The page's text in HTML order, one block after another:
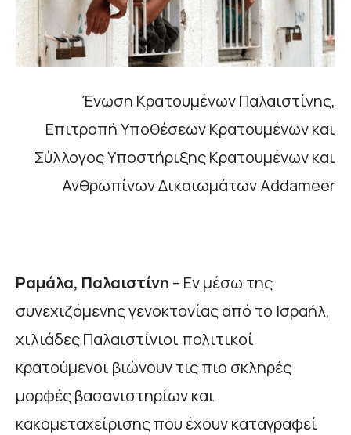
Ένωση Κρατουμένων Παλαιστίνης,
Επιτροπή Υποθέσεων Κρατουμένων και
Σύλλογος Υποστήριξης Κρατουμένων και
Ανθρωπίνων Δικαιωμάτων Addameer
Ραμάλα, Παλαιστίνη – Εν μέσω της
συνεχιζόμενης γενοκτονίας από το Ισραήλ,
χιλιάδες Παλαιστίνιοι πολιτικοί
κρατούμενοι βιώνουν τις πιο σκληρές
μορφές βασανιστηρίων και
κακομεταχείρισης που έχουν καταγραφεί